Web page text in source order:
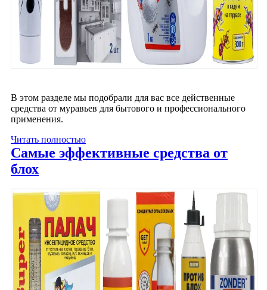
В этом разделе мы подобрали для вас все действенные
средства от муравьев для бытового и профессионального
применения.
Читать полностью
Самые эффективные средства от
блох